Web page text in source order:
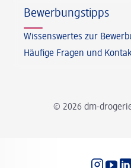
© 2026 dm-
Bewerbungstipps
Wissenswertes zur
Häufige Fragen und